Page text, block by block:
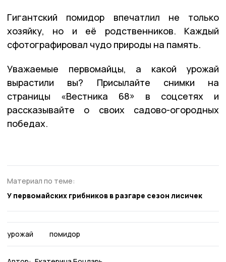
Гигантский помидор впечатлил не только
хозяйку, но и её родственников. Каждый
сфотографировал чудо природы на память.
Уважаемые первомайцы, а какой урожай
вырастили вы? Присылайте снимки на
страницы «Вестника 68» в соцсетях и
рассказывайте о своих садово-огородных
победах.
Материал по теме:
У первомайских грибников в разгаре сезон лисичек
урожай помидор